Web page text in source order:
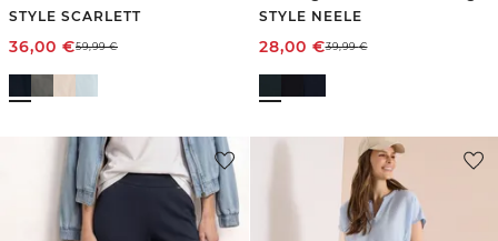
STYLE SCARLETT
36,00 €59,99€
STYLE NEELE
28,00 €39,99€